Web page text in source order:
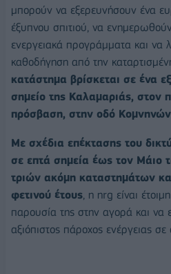
μπορούν να εξερευνήσουν ένα
έξυπνου σπιτιού, να
ενεργειακά προγράμματα και να
καθοδήγηση από την
κατάστημα βρίσκεται σε ένα
σημείο της Καλαμαριάς, στον
πρόσβαση, στην οδό
Με σχέδια επέκτασης του
σε επτά σημεία έως τον Μάιο
τριών ακόμη καταστημάτων
φετινού έτους , η nrg είναι
παρουσία της στην αγορά και να
αξιόπιστος πάροχος ενέργειας